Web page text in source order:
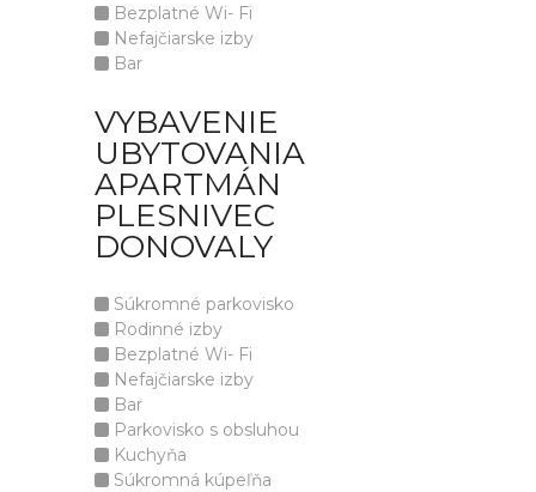
Bezplatné Wi- Fi
Nefajčiarske izby
Bar
VYBAVENIE
UBYTOVANIA
APARTMÁN
PLESNIVEC
DONOVALY
Súkromné parkovisko
Rodinné izby
Bezplatné Wi- Fi
Nefajčiarske izby
Bar
Parkovisko s obsluhou
Kuchyňa
Súkromná kúpeľňa